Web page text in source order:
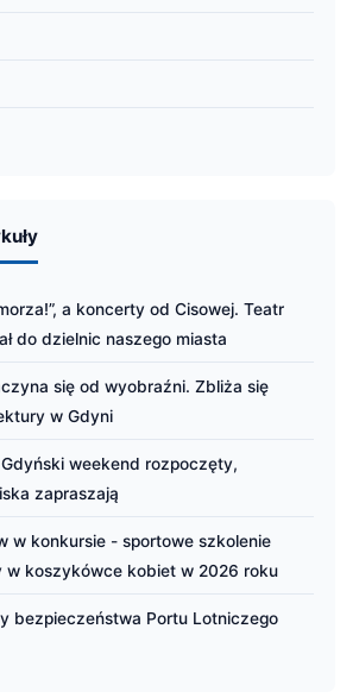
a koncerty od Cisowej. Teatr
do dzielnic naszego miasta
się od wyobraźni. Zbliża się
w Gdyni
weekend rozpoczęty,
zapraszają
w konkursie - sportowe szkolenie
w koszykówce kobiet w 2026 roku
bezpieczeństwa Portu Lotniczego